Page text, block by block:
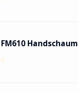
Handschaum